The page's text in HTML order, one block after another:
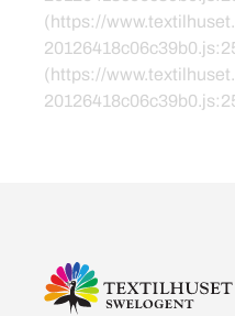
(https://
(https://
Kontakta oss